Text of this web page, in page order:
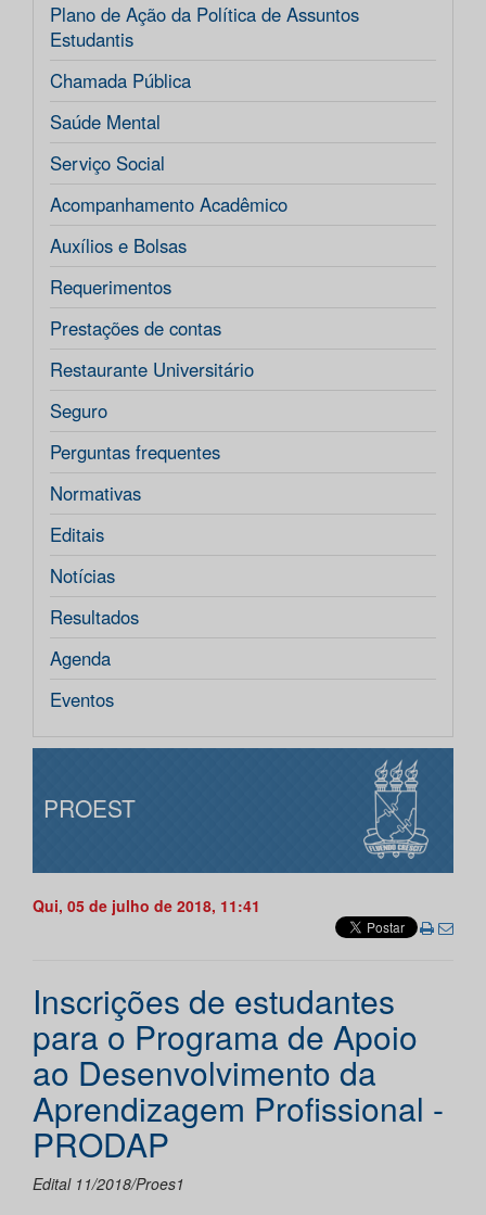
Plano de Ação da Política de Assuntos
Estudantis
Chamada Pública
Saúde Mental
Serviço Social
Acompanhamento Acadêmico
Auxílios e Bolsas
Requerimentos
Prestações de contas
Restaurante Universitário
Seguro
Perguntas frequentes
Normativas
Editais
Notícias
Resultados
Agenda
Eventos
PROEST
Qui, 05 de julho de 2018, 11:41
Inscrições de estudantes
para o Programa de Apoio
ao Desenvolvimento da
Aprendizagem Profissional -
PRODAP
Edital 11/2018/Proes1